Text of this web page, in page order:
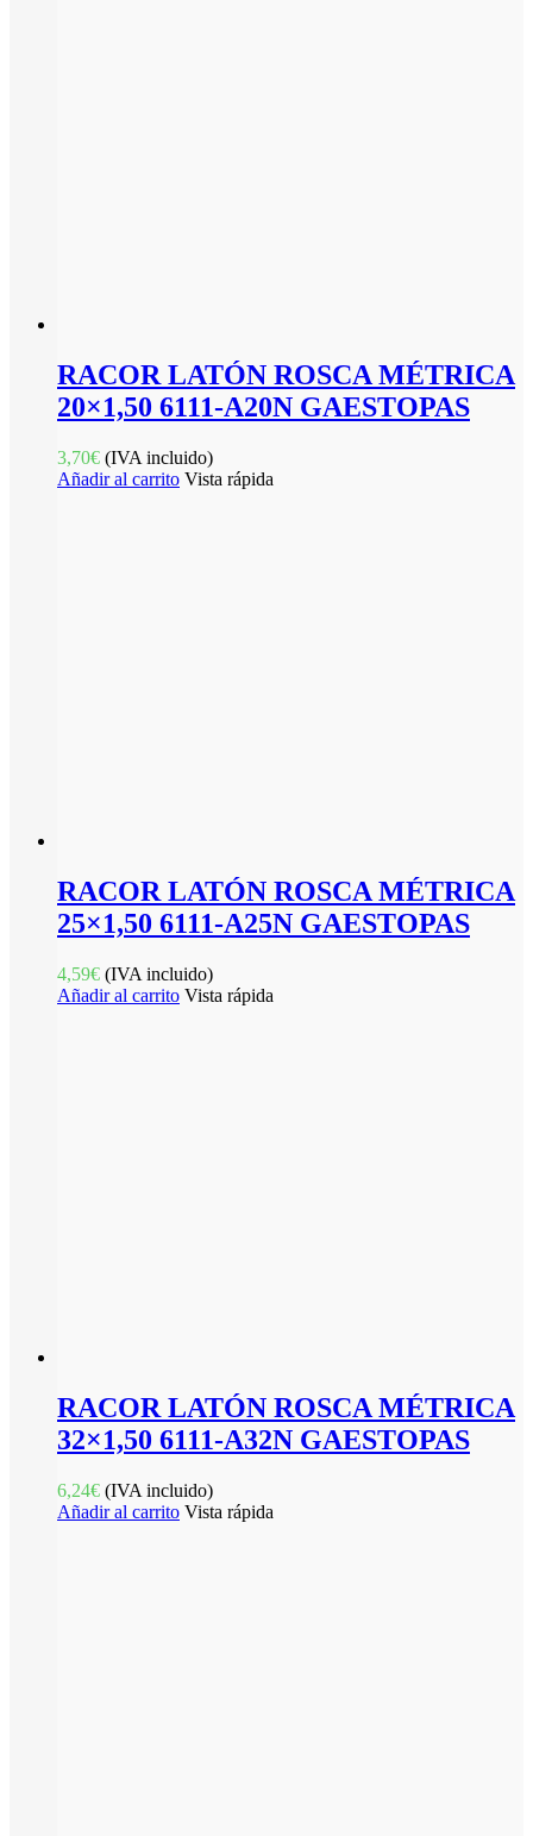
RACOR LATÓN ROSCA MÉTRICA
20×1,50 6111-A20N GAESTOPAS
3,70€ (IVA incluido)
Añadir al carrito Vista rápida
RACOR LATÓN ROSCA MÉTRICA
25×1,50 6111-A25N GAESTOPAS
4,59€ (IVA incluido)
Añadir al carrito Vista rápida
RACOR LATÓN ROSCA MÉTRICA
32×1,50 6111-A32N GAESTOPAS
6,24€ (IVA incluido)
Añadir al carrito Vista rápida